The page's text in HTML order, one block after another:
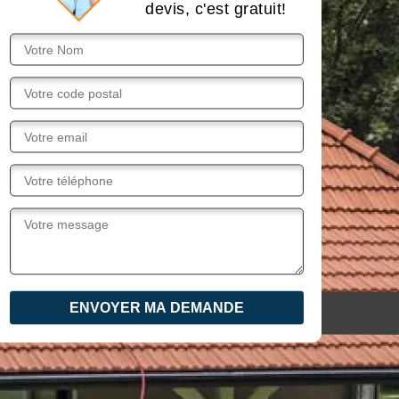
devis, c'est gratuit!